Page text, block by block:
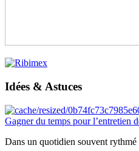
Idées & Astuces
Gagner du temps pour l’entretien
Dans un quotidien souvent rythmé